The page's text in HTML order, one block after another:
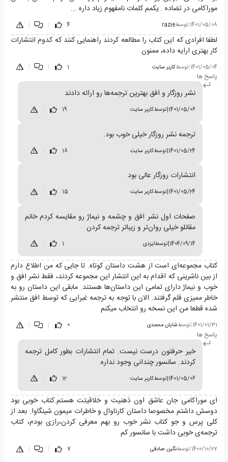
موراکامی در تضاده . یکمم کلمات نامفهوم زیاد داره ...
1401/05/08
|توسطrazie
4
|
|
لطفا افرادی که این کتاب را مطالعه کردند راهنمایی کنند که کدوم انتشارات
کار بهتری ارایه داده، ممنون
1401/05/04
|توسطکاربر سایت 1
|
|
پاسخ ها
نشر روزگار و افق بهترین ترجمه‌ها رو ارائه دادند
1401/05/06
|توسطکاربر سایت 19
ترجمه نشر روزگار خیلی خوب بود.
1401/05/24
|توسطکاربر سایت 18
انتشارات روزگار عالی بود
1401/05/24
|توسطکاربر سایت 15
صفحات اول نشر افق و چشمه و نیماژ رو مقایسه کردم خانم
مقانلو خیلی روان‌تر و زیباتر ترجمه کردن
1404/09/14
|توسطایزدی 1
کتاب مجموعه‌ای است از هشت داستان کوتاه. تا جایی که من اطلاع دارم
از بین ناشرینی که اقدام به این انتشار این مجموعه کردند، فقط نشر افق و
خوب و نیماژ دارای تمامی این داستان‌ها هستند. مابقی این داستان رو به
خاطر ممیزی قلم گرفتند. الان با توجه به ترجمه غبرایی که توسط افق منتشر
شده قطعا من این نسخه رو انتخاب میکنم
1401/01/31
|توسطشایان محمدی 0
|
|
پاسخ ها
خیر حرفتون درست نیست. تمام انتشارات بطور کامل ترجمه
کردند. سانسور چندانی وجود نداره.
1401/05/06
|توسطکاربر سایت 12
ای موراکامی جان عاشق اون ذهنیت و خلاقیتت هستم.کتاب خوبی بود
دوسش داشتم مخصوصا داستان کارناوال و خاطرات میمون شینگاوا. بعد از
کلی پرس و جو کتاب نشر خوب رو بهم معرفی کردن،رازی بودم، کتاب
ترجمه‌ی خوبی داشت با سانسور کم
1400/10/27
|توسطنگین صادقی 7
|
|